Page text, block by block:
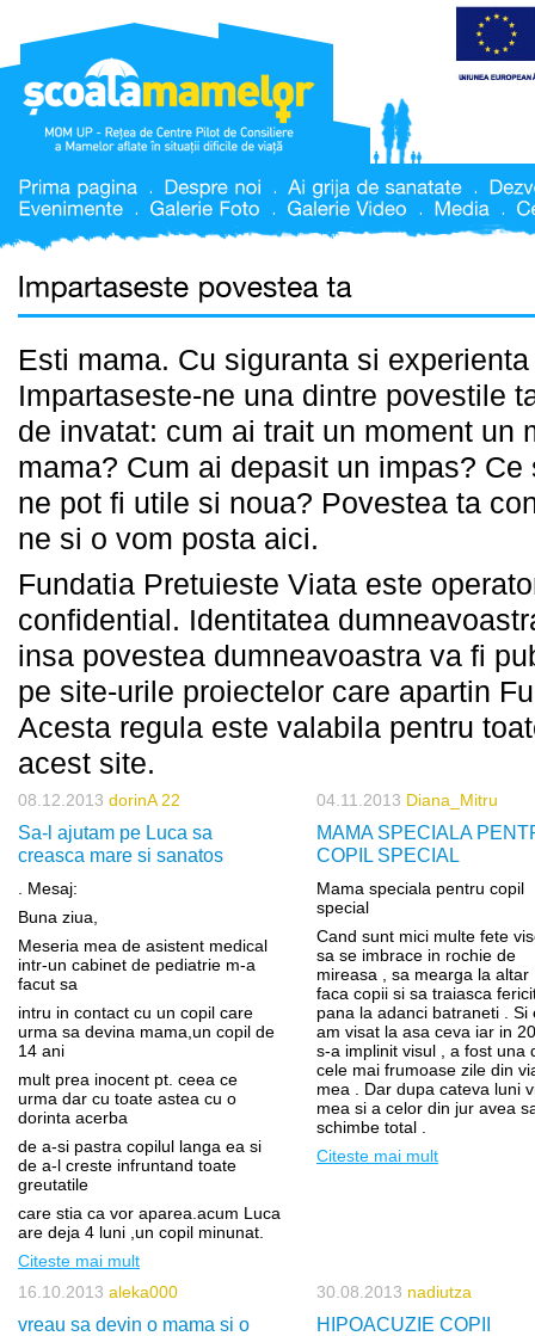
Esti mama. Cu siguranta si
Impartaseste-ne una dintre povestile
de invatat: cum ai trait un moment un
mama? Cum ai depasit un impas?
ne pot fi utile si noua? Povestea ta
ne si o vom posta aici.
Fundatia Pretuieste Viata este
confidential. Identitatea
insa povestea dumneavoastra va fi
pe site-urile proiectelor care apartin
Acesta regula este valabila pentru
acest site.
08.12.2013 dorinA 22
Sa-l ajutam pe Luca sa
creasca mare si sanatos
. Mesaj:
Buna ziua,
Meseria mea de asistent medical
intr-un cabinet de pediatrie m-a
facut sa
intru in contact cu un copil care
urma sa devina mama,un copil de
14 ani
mult prea inocent pt. ceea ce
urma dar cu toate astea cu o
dorinta acerba
de a-si pastra copilul langa ea si
de a-l creste infruntand toate
greutatile
care stia ca vor aparea.acum Luca
are deja 4 luni ,un copil minunat.
Citeste mai mult
04.11.2013 Diana_Mitru
MAMA SPECIALA
COPIL SPECIAL
Mama speciala pentru copil
special
Cand sunt mici multe fete
sa se imbrace in rochie de
mireasa , sa mearga la altar
faca copii si sa traiasca
pana la adanci batraneti . Si
am visat la asa ceva iar in
s-a implinit visul , a fost una
cele mai frumoase zile din
mea . Dar dupa cateva luni
mea si a celor din jur avea
schimbe total .
Citeste mai mult
16.10.2013 aleka000
vreau sa devin o mama si o
30.08.2013 nadiutza
HIPOACUZIE COPII